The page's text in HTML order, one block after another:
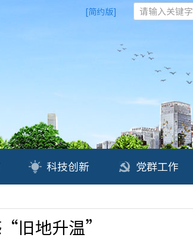
[简约版] 请输入关键字
科技创新 党群工作
旧地升温”